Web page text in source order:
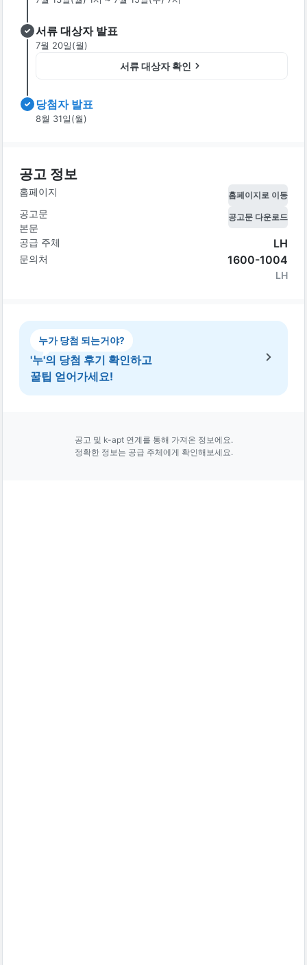
서류 대상자 발표
7월 20일(월)
서류 대상자 확인
당첨자 발표
8월 31일(월)
공고 정보
홈페이지 홈페이지로 이동
공고문
본문
공고문 다운로드
공급 주체 LH
문의처 1600-1004
LH
누가 당첨 되는거야?
'누'의 당첨 후기 확인하고
꿀팁 얻어가세요!
공고 및 k-apt 연계를 통해 가져온 정보에요.
정확한 정보는 공급 주체에게 확인해보세요.